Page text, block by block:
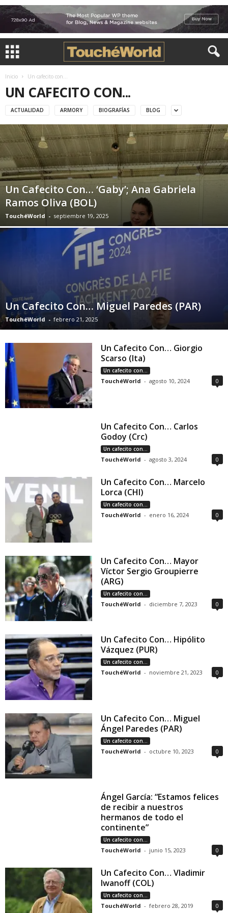
Inicio Un cafecito con...
UN CAFECITO CON...
ACTUALIDAD ARMORY BIOGRAFÍAS BLOG
Un Cafecito Con… ‘Gaby’; Ana Gabriela
Ramos Oliva (BOL)
TouchéWorld - septiembre 19, 2025
Un Cafecito Con… Miguel Paredes (PAR)
TouchéWorld - febrero 21, 2025
Un Cafecito Con… Giorgio
Scarso (Ita)
Un cafecito con...
TouchéWorld - agosto 10, 2024 0
Un Cafecito Con… Carlos
Godoy (Crc)
Un cafecito con...
TouchéWorld - agosto 3, 2024 0
Un Cafecito Con… Marcelo
Lorca (CHI)
Un cafecito con...
TouchéWorld - enero 16, 2024 0
Un Cafecito Con… Mayor
Víctor Sergio Groupierre
(ARG)
Un cafecito con...
TouchéWorld - diciembre 7, 2023 0
Un Cafecito Con… Hipólito
Vázquez (PUR)
Un cafecito con...
TouchéWorld - noviembre 21, 2023 0
Un Cafecito Con… Miguel
Ángel Paredes (PAR)
Un cafecito con...
TouchéWorld - octubre 10, 2023 0
Ángel García: “Estamos felices
de recibir a nuestros
hermanos de todo el
continente”
Un cafecito con...
TouchéWorld - junio 15, 2023 0
Un Cafecito Con… Vladimir
Iwanoff (COL)
Un cafecito con...
TouchéWorld - febrero 28, 2019 0